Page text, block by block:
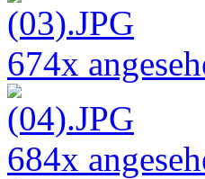
674x
684x